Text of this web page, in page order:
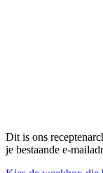
Dit is ons
je bestaande e-